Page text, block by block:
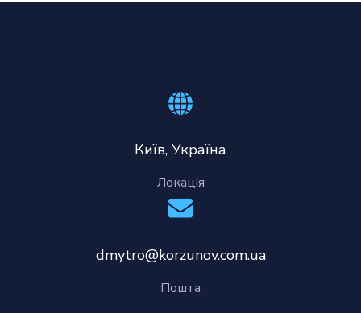
Київ, Україна
Локація
dmytro@korzunov.com.ua
Пошта